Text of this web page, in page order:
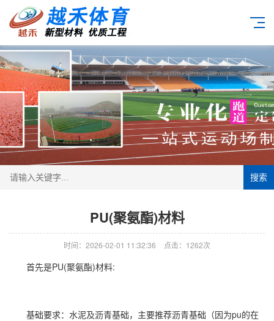
搜索
PU(聚氨酯)材料
时间：2026-02-01 11:32:36 点击：1262次
首先是PU(聚氨酯)材料:
基础要求：水泥及沥青基础，主要推荐沥青基础（因为pu的在